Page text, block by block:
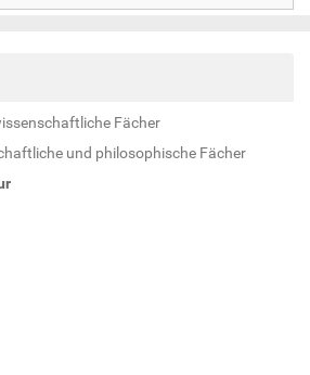
Fächer
und philosophische Fächer